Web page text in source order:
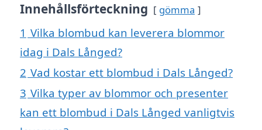
Innehållsförteckning gömma
1 Vilka blombud kan leverera blommor
idag i Dals Långed?
2 Vad kostar ett blombud i Dals Långed?
3 Vilka typer av blommor och presenter
kan ett blombud i Dals Långed vanligtvis